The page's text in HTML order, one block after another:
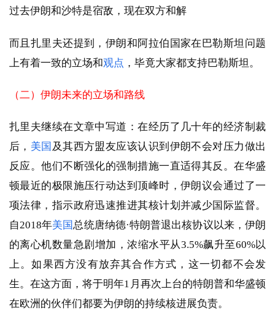
过去伊朗和沙特是宿敌，现在双方和解
而且扎里夫还提到，伊朗和阿拉伯国家在巴勒斯坦问题
上有着一致的立场和观点 ，毕竟大家都支持巴勒斯坦。
（二）伊朗未来的立场和路线
扎里夫继续在文章中写道：在经历了几十年的经济制裁
后， 美国 及其西方盟友应该认识到伊朗不会对压力做出
反应。他们不断强化的强制措施一直适得其反。在华盛
顿最近的极限施压行动达到顶峰时，伊朗议会通过了一
项法律，指示政府迅速推进其核计划并减少国际监督。
自2018年美国总统唐纳德·特朗普退出核协议以来，伊朗
的离心机数量急剧增加，浓缩水平从3.5%飙升至60%以
上。如果西方没有放弃其合作方式，这一切都不会发
生。在这方面，将于明年1月再次上台的特朗普和华盛顿
在欧洲的伙伴们都要为伊朗的持续核进展负责。